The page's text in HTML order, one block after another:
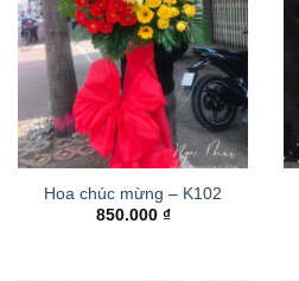
Hoa chúc mừng – K102
850.000 ₫